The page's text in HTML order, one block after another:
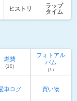
ヒストリ
ラップ
タイム
燃費
(10)
フォトアル
バム
(1)
車ログ 買い物